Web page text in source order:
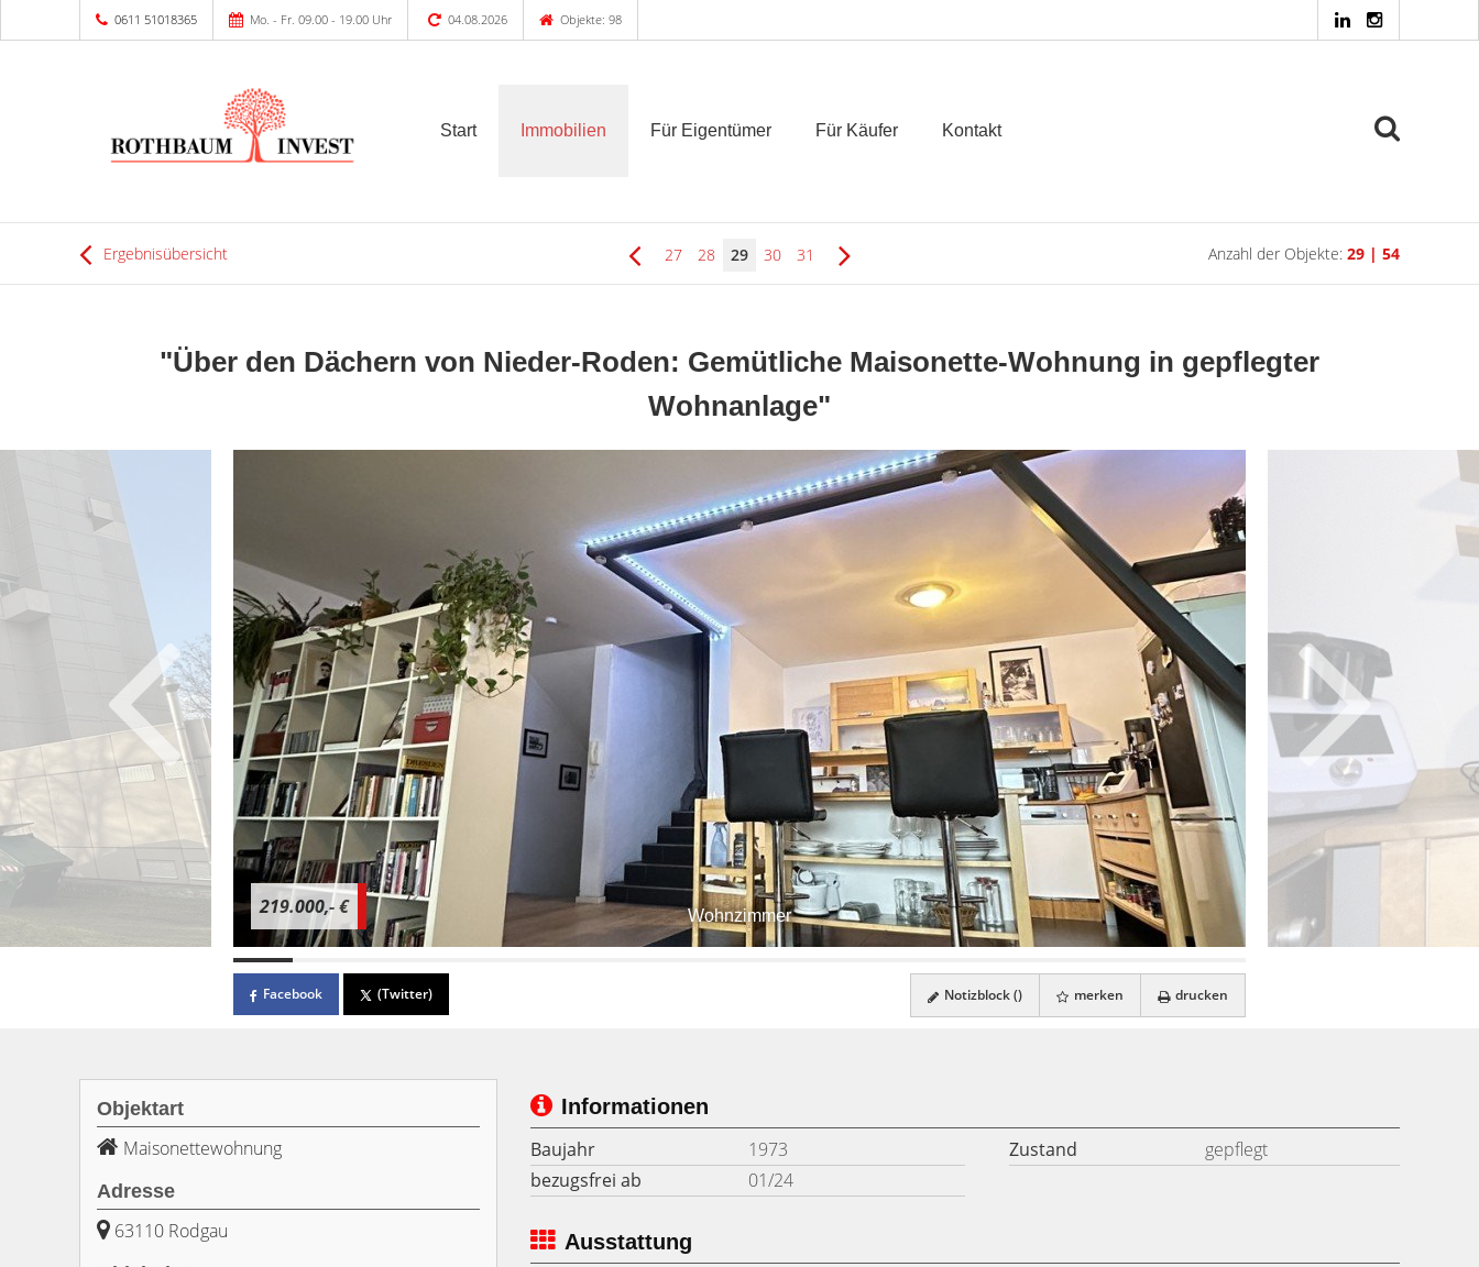
0611 51018365 Mo. - Fr. 09.00 - 19.00 Uhr 04.08.2026 Objekte: 98
Start Immobilien Für Eigentümer Für Käufer Kontakt
Ergebnisübersicht 27 28 29 30 31 Anzahl der Objekte: 29 | 54
"Über den Dächern von Nieder-Roden: Gemütliche Maisonette-Wohnung in gepflegter
Wohnanlage"
Wohnzimmer
219.000,- €
Facebook (Twitter) Notizblock () merken drucken
Objektart
Maisonettewohnung
Adresse
63110 Rodgau
Informationen
Baujahr
1973 Zustand
gepflegt
bezugsfrei ab
01/24
Ausstattung